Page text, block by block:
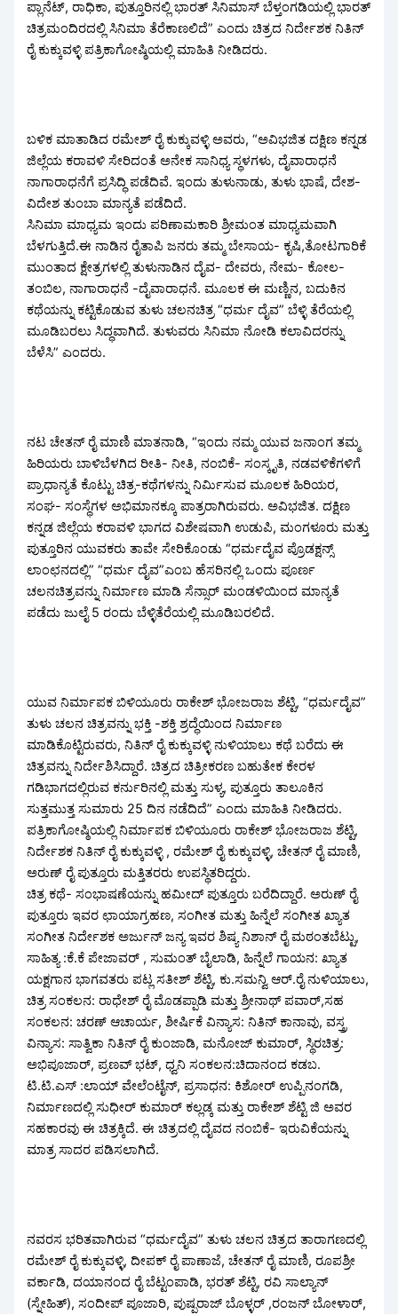
ಪ್ಲಾನೆಟ್, ರಾಧಿಕಾ, ಪುತ್ತೂರಿನಲ್ಲಿ ಭಾರತ್ ಸಿನಿಮಾಸ್ ಬೆಳ್ತಂಗಡಿಯಲ್ಲಿ ಭಾರತ್
ಚಿತ್ರಮಂದಿರದಲ್ಲಿ ಸಿನಿಮಾ ತೆರೆಕಾಣಲಿದೆ” ಎಂದು ಚಿತ್ರದ ನಿರ್ದೇಶಕ ನಿತಿನ್
ರೈ ಕುಕ್ಕುವಳ್ಳಿ ಪತ್ರಿಕಾಗೋಷ್ಠಿಯಲ್ಲಿ ಮಾಹಿತಿ ನೀಡಿದರು.
ಬಳಿಕ ಮಾತಾಡಿದ ರಮೇಶ್ ರೈ ಕುಕ್ಕುವಳ್ಳಿ ಅವರು, “ಅವಿಭಜಿತ ದಕ್ಷಿಣ ಕನ್ನಡ
ಜಿಲ್ಲೆಯ ಕರಾವಳಿ ಸೇರಿದಂತೆ ಅನೇಕ ಸಾನಿಧ್ಯ ಸ್ಥಳಗಳು, ದೈವಾರಾಧನೆ
ನಾಗಾರಾಧನೆಗೆ ಪ್ರಸಿದ್ಧಿ ಪಡೆದಿವೆ. ಇಂದು ತುಳುನಾಡು, ತುಳು ಭಾಷೆ, ದೇಶ-
ವಿದೇಶ ತುಂಬಾ ಮಾನ್ಯತೆ ಪಡೆದಿದೆ.
ಸಿನಿಮಾ ಮಾಧ್ಯಮ ಇಂದು ಪರಿಣಾಮಕಾರಿ ಶ್ರೀಮಂತ ಮಾಧ್ಯಮವಾಗಿ
ಬೆಳಗುತ್ತಿದೆ.ಈ ನಾಡಿನ ರೈತಾಪಿ ಜನರು ತಮ್ಮ ಬೇಸಾಯ- ಕೃಷಿ,ತೋಟಗಾರಿಕೆ
ಮುಂತಾದ ಕ್ಷೇತ್ರಗಳಲ್ಲಿ ತುಳುನಾಡಿನ ದೈವ- ದೇವರು, ನೇಮ- ಕೋಲ-
ತಂಬಿಲ, ನಾಗಾರಾಧನೆ -ದೈವಾರಾಧನೆ. ಮೂಲಕ ಈ ಮಣ್ಣಿನ, ಬದುಕಿನ
ಕಥೆಯನ್ನು ಕಟ್ಟಿಕೊಡುವ ತುಳು ಚಲನಚಿತ್ರ “ಧರ್ಮ ದೈವ” ಬೆಳ್ಳಿ ತೆರೆಯಲ್ಲಿ
ಮೂಡಿಬರಲು ಸಿದ್ಧವಾಗಿದೆ. ತುಳುವರು ಸಿನಿಮಾ ನೋಡಿ ಕಲಾವಿದರನ್ನು
ಬೆಳೆಸಿ” ಎಂದರು.
ನಟ ಚೇತನ್ ರೈ ಮಾಣಿ ಮಾತನಾಡಿ, “ಇಂದು ನಮ್ಮ ಯುವ ಜನಾಂಗ ತಮ್ಮ
ಹಿರಿಯರು ಬಾಳಿಬೆಳಗಿದ ರೀತಿ- ನೀತಿ, ನಂಬಿಕೆ- ಸಂಸ್ಕೃತಿ, ನಡವಳಿಕೆಗಳಿಗೆ
ಪ್ರಾಧಾನ್ಯತೆ ಕೊಟ್ಟು ಚಿತ್ರ-ಕಥೆಗಳನ್ನು ನಿರ್ಮಿಸುವ ಮೂಲಕ ಹಿರಿಯರ,
ಸಂಘ- ಸಂಸ್ಥೆಗಳ ಅಭಿಮಾನಕ್ಕೂ ಪಾತ್ರರಾಗಿರುವರು. ಅವಿಭಜಿತ. ದಕ್ಷಿಣ
ಕನ್ನಡ ಜಿಲ್ಲೆಯ ಕರಾವಳಿ ಭಾಗದ ವಿಶೇಷವಾಗಿ ಉಡುಪಿ, ಮಂಗಳೂರು ಮತ್ತು
ಪುತ್ತೂರಿನ ಯುವಕರು ತಾವೇ ಸೇರಿಕೊಂಡು “ಧರ್ಮದೈವ ಪ್ರೊಡಕ್ಷನ್ಸ್
ಲಾಂಛನದಲ್ಲಿ” “ಧರ್ಮ ದೈವ”ಎಂಬ ಹೆಸರಿನಲ್ಲಿ ಒಂದು ಪೂರ್ಣ
ಚಲನಚಿತ್ರವನ್ನು ನಿರ್ಮಾಣ ಮಾಡಿ ಸೆನ್ಸಾರ್ ಮಂಡಳಿಯಿಂದ ಮಾನ್ಯತೆ
ಪಡೆದು ಜುಲೈ 5 ರಂದು ಬೆಳ್ಳಿತೆರೆಯಲ್ಲಿ ಮೂಡಿಬರಲಿದೆ.
ಯುವ ನಿರ್ಮಾಪಕ ಬಿಳಿಯೂರು ರಾಕೇಶ್ ಭೋಜರಾಜ ಶೆಟ್ಟಿ, “ಧರ್ಮದೈವ”
ತುಳು ಚಲನ ಚಿತ್ರವನ್ನು ಭಕ್ತಿ -ಶಕ್ತಿ ಶ್ರದ್ಧೆಯಿಂದ ನಿರ್ಮಾಣ
ಮಾಡಿಕೊಟ್ಟಿರುವರು, ನಿತಿನ್ ರೈ ಕುಕ್ಕುವಳ್ಳಿ ನುಳಿಯಾಲು ಕಥೆ ಬರೆದು ಈ
ಚಿತ್ರವನ್ನು ನಿರ್ದೇಶಿಸಿದ್ದಾರೆ. ಚಿತ್ರದ ಚಿತ್ರೀಕರಣ ಬಹುತೇಕ ಕೇರಳ
ಗಡಿಭಾಗದಲ್ಲಿರುವ ಕರ್ನುರಿನಲ್ಲಿ ಮತ್ತು ಸುಳ್ಯ, ಪುತ್ತೂರು ತಾಲೂಕಿನ
ಸುತ್ತಮುತ್ತ ಸುಮಾರು 25 ದಿನ ನಡೆದಿದೆ” ಎಂದು ಮಾಹಿತಿ ನೀಡಿದರು.
ಪತ್ರಿಕಾಗೋಷ್ಠಿಯಲ್ಲಿ ನಿರ್ಮಾಪಕ ಬಿಳಿಯೂರು ರಾಕೇಶ್ ಭೋಜರಾಜ ಶೆಟ್ಟಿ,
ನಿರ್ದೇಶಕ ನಿತಿನ್ ರೈ ಕುಕ್ಕುವಳ್ಳಿ , ರಮೇಶ್ ರೈ ಕುಕ್ಕುವಳ್ಳಿ, ಚೇತನ್ ರೈ ಮಾಣಿ,
ಅರುಣ್ ರೈ ಪುತ್ತೂರು ಮತ್ತಿತರರು ಉಪಸ್ಥಿತರಿದ್ದರು.
ಚಿತ್ರ ಕಥೆ- ಸಂಭಾಷಣೆಯನ್ನು ಹಮೀದ್ ಪುತ್ತೂರು ಬರೆದಿದ್ದಾರೆ. ಅರುಣ್ ರೈ
ಪುತ್ತೂರು ಇವರ ಛಾಯಾಗ್ರಹಣ, ಸಂಗೀತ ಮತ್ತು ಹಿನ್ನೆಲೆ ಸಂಗೀತ ಖ್ಯಾತ
ಸಂಗೀತ ನಿರ್ದೇಶಕ ಅರ್ಜುನ್ ಜನ್ಯ ಇವರ ಶಿಷ್ಯ ನಿಶಾನ್ ರೈ ಮಠಂತಬೆಟ್ಟು,
ಸಾಹಿತ್ಯ :ಕೆ.ಕೆ ಪೇಜಾವರ್ , ಸುಮಂತ್ ಬೈಲಾಡಿ, ಹಿನ್ನೆಲೆ ಗಾಯನ: ಖ್ಯಾತ
ಯಕ್ಷಗಾನ ಭಾಗವತರು ಪಟ್ಲ ಸತೀಶ್ ಶೆಟ್ಟಿ, ಕು.ಸಮನ್ವಿ ಆರ್.ರೈ ನುಳಿಯಾಲು,
ಚಿತ್ರ ಸಂಕಲನ: ರಾಧೇಶ್ ರೈ ಮೊಡಪ್ಪಾಡಿ ಮತ್ತು ಶ್ರೀನಾಥ್ ಪವಾರ್,ಸಹ
ಸಂಕಲನ: ಚರಣ್ ಆಚಾರ್ಯ, ಶೀರ್ಷಿಕೆ ವಿನ್ಯಾಸ: ನಿತಿನ್ ಕಾನಾವು, ವಸ್ತ್ರ
ವಿನ್ಯಾಸ: ಸಾತ್ವಿಕಾ ನಿತಿನ್ ರೈ ಕುಂಜಾಡಿ, ಮನೋಜ್ ಕುಮಾರ್, ಸ್ಥಿರಚಿತ್ರ:
ಅಭಿಪೂಜಾರ್, ಪ್ರಣವ್ ಭಟ್, ಧ್ವನಿ ಸಂಕಲನ:ಚಿದಾನಂದ ಕಡಬ.
ಟಿ.ಟಿ.ಎಸ್ :ಲಾಯ್ ವೇಲೆಂಟೈನ್, ಪ್ರಸಾಧನ: ಕಿಶೋರ್ ಉಪ್ಪಿನಂಗಡಿ,
ನಿರ್ಮಾಣದಲ್ಲಿ ಸುಧೀರ್ ಕುಮಾರ್ ಕಲ್ಲಡ್ಕ ಮತ್ತು ರಾಕೇಶ್ ಶೆಟ್ಟಿ ಜಿ ಅವರ
ಸಹಕಾರವು ಈ ಚಿತ್ರಕ್ಕಿದೆ. ಈ ಚಿತ್ರದಲ್ಲಿ ದೈವದ ನಂಬಿಕೆ- ಇರುವಿಕೆಯನ್ನು
ಮಾತ್ರ ಸಾದರ ಪಡಿಸಲಾಗಿದೆ.
ನವರಸ ಭರಿತವಾಗಿರುವ “ಧರ್ಮದೈವ” ತುಳು ಚಲನ ಚಿತ್ರದ ತಾರಾಗಣದಲ್ಲಿ
ರಮೇಶ್ ರೈ ಕುಕ್ಕುವಳ್ಳಿ, ದೀಪಕ್ ರೈ ಪಾಣಾಜೆ, ಚೇತನ್ ರೈ ಮಾಣಿ, ರೂಪಶ್ರೀ
ವರ್ಕಾಡಿ, ದಯಾನಂದ ರೈ ಬೆಟ್ಟಂಪಾಡಿ, ಭರತ್ ಶೆಟ್ಟಿ, ರವಿ ಸಾಲ್ಯಾನ್
(ಸ್ನೇಹಿತ್), ಸಂದೀಪ್ ಪೂಜಾರಿ, ಪುಷ್ಪರಾಜ್ ಬೊಳ್ಳರ್ ,ರಂಜನ್ ಬೋಳಾರ್,